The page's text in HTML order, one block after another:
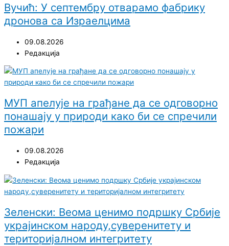
Вучић: У септембру отварамо фабрику
дронова са Израелцима
09.08.2026
Редакција
МУП апелује на грађане да се одговорно
понашају у природи како би се спречили
пожари
09.08.2026
Редакција
Зеленски: Веома ценимо подршку Србије
украјинском народу,суверенитету и
територијалном интегритету